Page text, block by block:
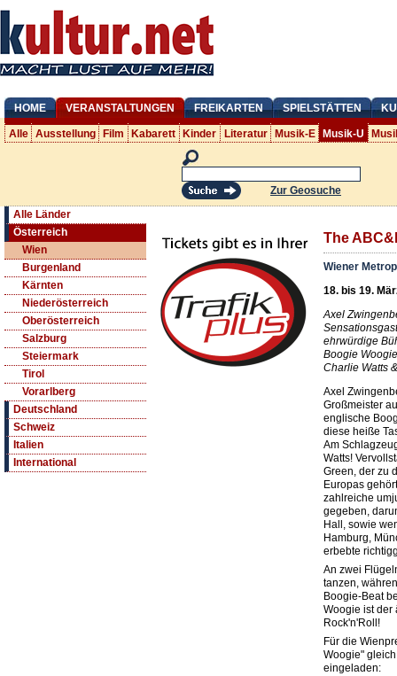
HOME VERANSTALTUNGEN FREIKARTEN SPIELSTÄTTEN
Alle Ausstellung Film Kabarett Kinder Literatur Musik-E Musik-U
Zur Geosuche
Alle Länder
Österreich
Wien
Burgenland
Kärnten
Niederösterreich
Oberösterreich
Salzburg
Steiermark
Tirol
Vorarlberg
Deutschland
Schweiz
Italien
International
The
Wiener
18. bis 19.
Axel
ehrwürdige
Boogie
Charlie Watts
Axel
Großmeister
englische
diese heiße
Am
Watts!
Green, der zu
Europas
zahlreiche
gegeben,
Hall, sowie
Hamburg,
erbebte
An zwei
tanzen,
Boogie-Beat
Woogie ist der
Rock'n'Roll!
Für die
Woogie"
eingeladen: